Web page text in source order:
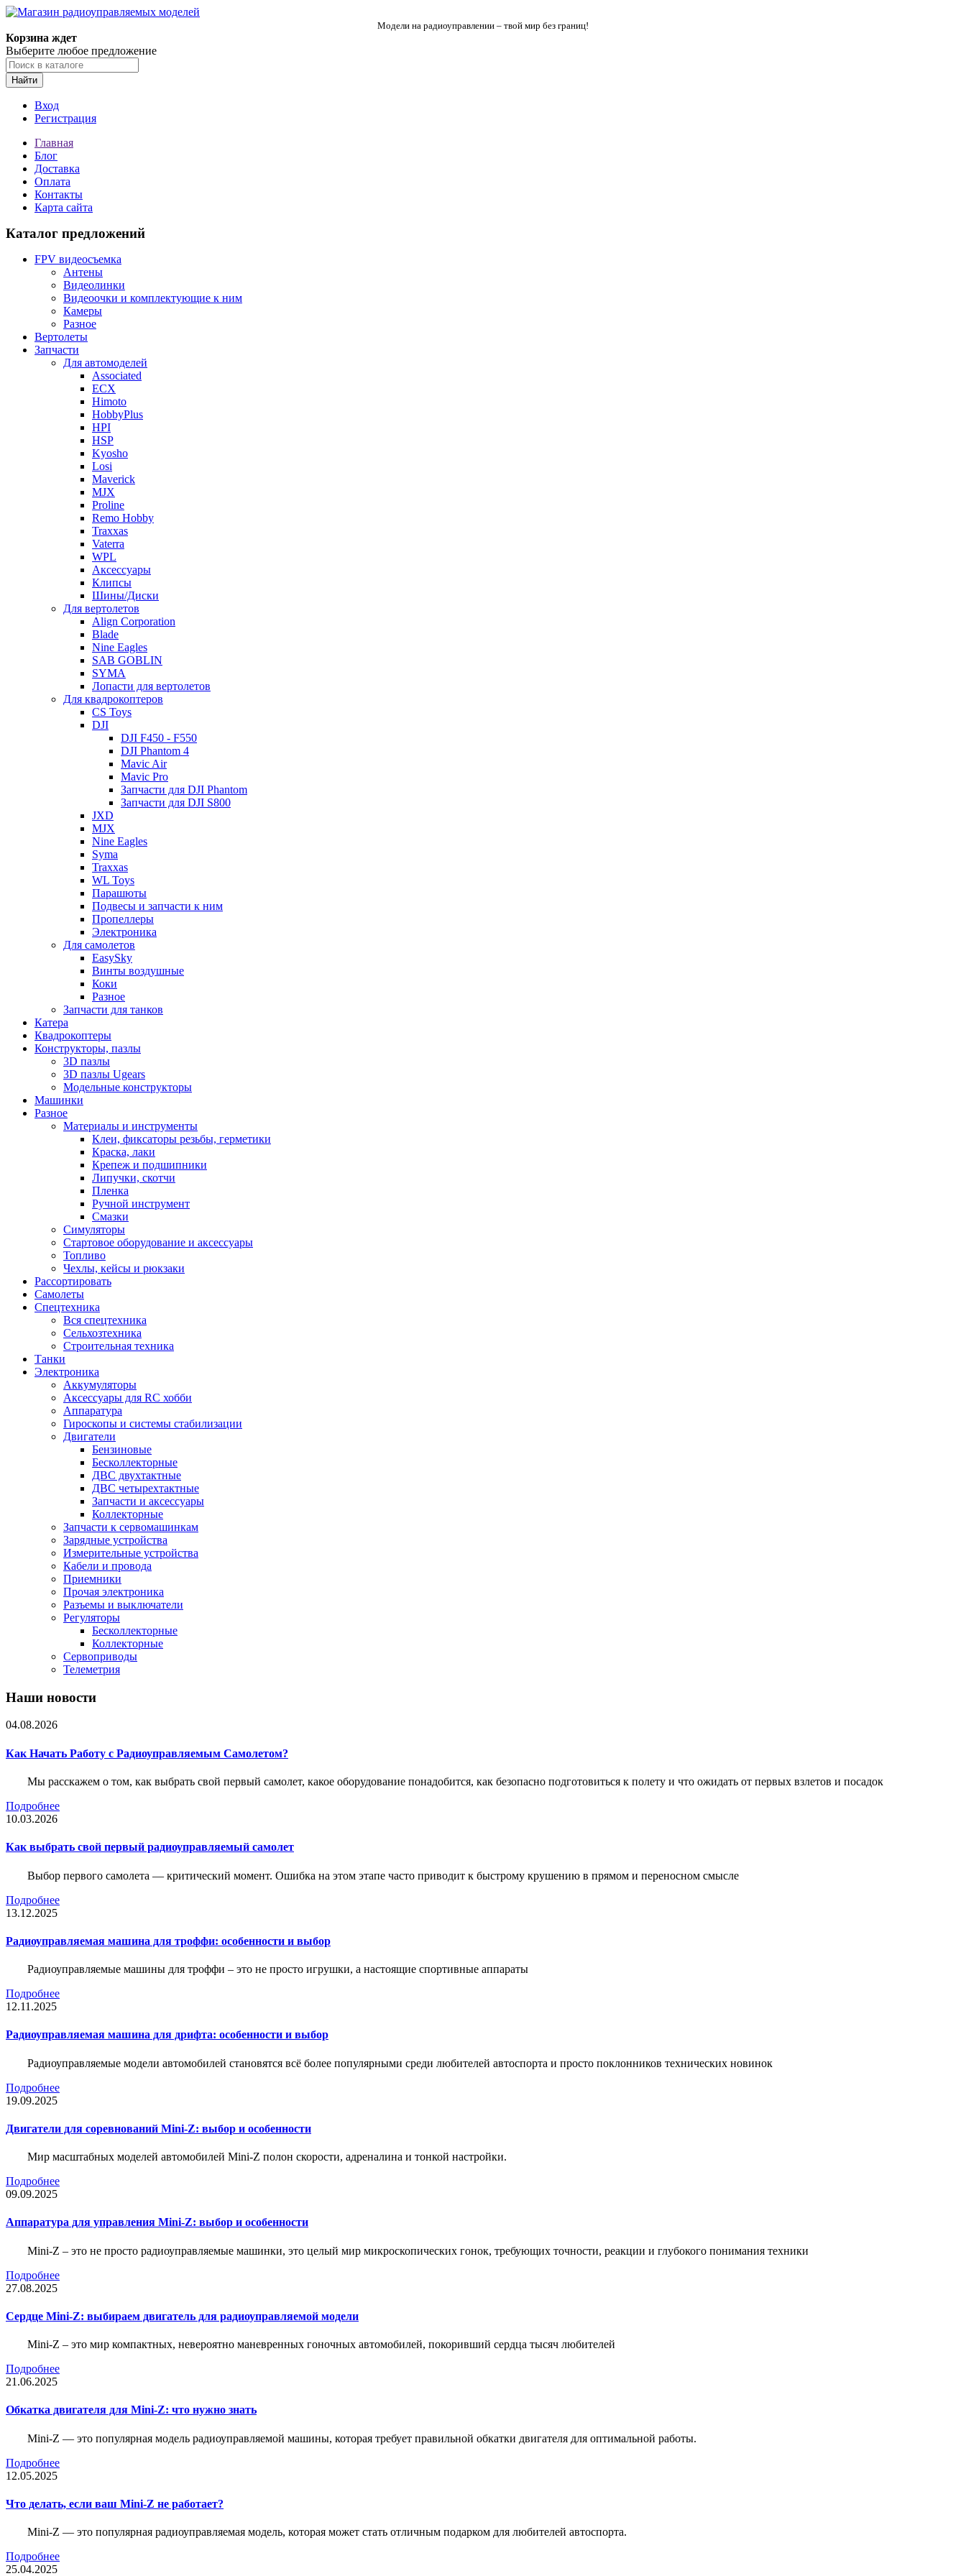
Модели на радиоуправлении – твой мир без границ!
Корзина ждет
Выберите любое предложение
Найти
Вход
Регистрация
Главная
Блог
Доставка
Оплата
Контакты
Карта сайта
Каталог предложений
FPV видеосъемка
Антены
Видеолинки
Видеоочки и комплектующие к ним
Камеры
Разное
Вертолеты
Запчасти
Для автомоделей
Associated
ECX
Himoto
HobbyPlus
HPI
HSP
Kyosho
Losi
Maverick
MJX
Proline
Remo Hobby
Traxxas
Vaterra
WPL
Аксессуары
Клипсы
Шины/Диски
Для вертолетов
Align Corporation
Blade
Nine Eagles
SAB GOBLIN
SYMA
Лопасти для вертолетов
Для квадрокоптеров
CS Toys
DJI
DJI F450 - F550
DJI Phantom 4
Mavic Air
Mavic Pro
Запчасти для DJI Phantom
Запчасти для DJI S800
JXD
MJX
Nine Eagles
Syma
Traxxas
WL Toys
Парашюты
Подвесы и запчасти к ним
Пропеллеры
Электроника
Для самолетов
EasySky
Винты воздушные
Коки
Разное
Запчасти для танков
Катера
Квадрокоптеры
Конструкторы, пазлы
3D пазлы
3D пазлы Ugears
Модельные конструкторы
Машинки
Разное
Материалы и инструменты
Клеи, фиксаторы резьбы, герметики
Краска, лаки
Крепеж и подшипники
Липучки, скотчи
Пленка
Ручной инструмент
Смазки
Симуляторы
Стартовое оборудование и аксессуары
Топливо
Чехлы, кейсы и рюкзаки
Рассортировать
Самолеты
Спецтехника
Вся спецтехника
Сельхозтехника
Строительная техника
Танки
Электроника
Аккумуляторы
Аксессуары для RC хобби
Аппаратура
Гироскопы и системы стабилизации
Двигатели
Бензиновые
Бесколлекторные
ДВС двухтактные
ДВС четырехтактные
Запчасти и аксессуары
Коллекторные
Запчасти к сервомашинкам
Зарядные устройства
Измерительные устройства
Кабели и провода
Приемники
Прочая электроника
Разъемы и выключатели
Регуляторы
Бесколлекторные
Коллекторные
Сервоприводы
Телеметрия
Наши новости
04.08.2026
Как Начать Работу с Радиоуправляемым Самолетом?
Мы расскажем о том, как выбрать свой первый самолет, какое оборудование понадобится, как безопасно подготовиться к полету и что ожидать от первых взлетов и посадок
Подробнее
10.03.2026
Как выбрать свой первый радиоуправляемый самолет
Выбор первого самолета — критический момент. Ошибка на этом этапе часто приводит к быстрому крушению в прямом и переносном смысле
Подробнее
13.12.2025
Радиоуправляемая машина для троффи: особенности и выбор
Радиоуправляемые машины для троффи – это не просто игрушки, а настоящие спортивные аппараты
Подробнее
12.11.2025
Радиоуправляемая машина для дрифта: особенности и выбор
Радиоуправляемые модели автомобилей становятся всё более популярными среди любителей автоспорта и просто поклонников технических новинок
Подробнее
19.09.2025
Двигатели для соревнований Mini-Z: выбор и особенности
Мир масштабных моделей автомобилей Mini-Z полон скорости, адреналина и тонкой настройки.
Подробнее
09.09.2025
Аппаратура для управления Mini-Z: выбор и особенности
Mini-Z – это не просто радиоуправляемые машинки, это целый мир микроскопических гонок, требующих точности, реакции и глубокого понимания техники
Подробнее
27.08.2025
Сердце Mini-Z: выбираем двигатель для радиоуправляемой модели
Mini-Z – это мир компактных, невероятно маневренных гоночных автомобилей, покоривший сердца тысяч любителей
Подробнее
21.06.2025
Обкатка двигателя для Mini-Z: что нужно знать
Mini-Z — это популярная модель радиоуправляемой машины, которая требует правильной обкатки двигателя для оптимальной работы.
Подробнее
12.05.2025
Что делать, если ваш Mini-Z не работает?
Mini-Z — это популярная радиоуправляемая модель, которая может стать отличным подарком для любителей автоспорта.
Подробнее
25.04.2025